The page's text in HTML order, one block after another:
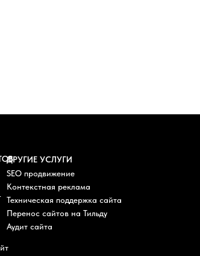
ДРУГИЕ УСЛУГИ
SEO продвижение
Контекстная реклама
Техническая поддержка сайта
Перенос сайтов на Тильду
Аудит сайта